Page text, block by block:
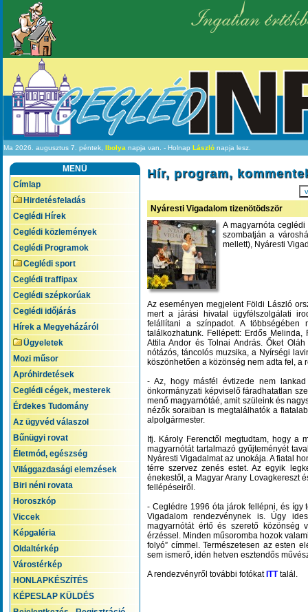
Ingatlan
Ma 2026. augusztus 7. péntek, Ibolya napja van. - Holnap László napja lesz.
MENÜ
Címlap
Hirdetésfeladás
Ceglédi Hírek
Ceglédi közlemények
Ceglédi Programok
Ceglédi sport
Ceglédi traffipax
Ceglédi szépkorúak
Ceglédi időjárás
Hírek a Megyeházáról
Ügyeletek
Mozi műsor
Apróhirdetések
Ceglédi cégek, mesterek
Érdekes Tudomány
Az ügyvéd válaszol
Bűnügyi rovat
Életmód, egészség
Világgazdasági elemzések
Biri néni rovata
Horoszkóp
Viccek
Képgaléria
Oldaltérkép
Várostérkép
HONLAPKÉSZÍTÉS
KÉPESLAP KÜLDÉS
Hír, program,
Nyáresti Vigadalom tizenötödször
A magyarnóta
szombatján a
mellett), Nyáresti
Az eseményen megjelent Földi László
mert a járási hivatal ügyfélszolgálati
felállítani a színpadot. A többségében
találkozhatunk. Fellépett: Erdős
Attila Andor és Tolnai András. Őket
nótázós, táncolós muzsika, a Nyírségi
köszönhetően a közönség nem adta fel, a
- Az, hogy másfél évtizede nem
önkormányzati képviselő fáradhatatlan
menő magyarnótáé, amit szüleink és
nézők soraiban is megtalálhatók a
alpolgármester.
Ifj. Károly Ferenctől megtudtam, hogy a
magyarnótát tartalmazó gyűjteményét
Nyáresti Vigadalmat az unokája. A fiatal
térre szervez zenés estet. Az egyik
énekestől, a Magyar Arany Lovagkereszt
fellépéseiről.
- Ceglédre 1996 óta járok fellépni, és így
Vigadalom rendezvénynek is. Úgy
magyarnótát értő és szerető közönség
érzéssel. Minden műsoromba hozok
folyó” címmel. Természetesen az esten
sem ismerő, idén hetven esztendős
A rendezvényről további fotókat ITTtalál.